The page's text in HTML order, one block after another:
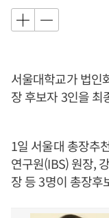
서울대학교가 법인
장 후보자 3인을 최
1일 서울대 총장추
연구원(IBS) 원장,
장 등 3명이 총장후